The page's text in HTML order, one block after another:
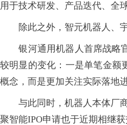
用于技术研发、产品迭代、全
除此之外，智元机器人、宇
银河通用机器人首席战略官
较明显的变化：一是单笔金额
概念，而是更加关注实际落地
与此同时，机器人本体厂商
聚智能IPO申请也于近期相继获